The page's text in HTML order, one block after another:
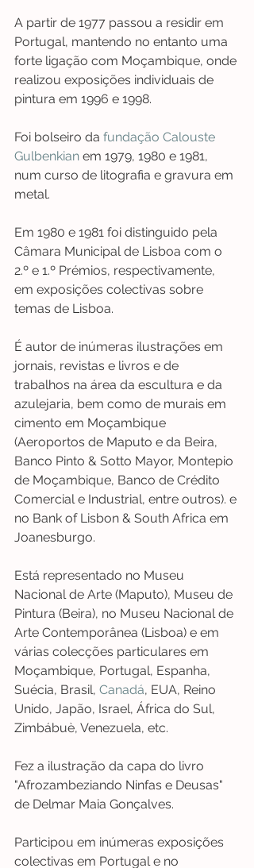
A partir de 1977 passou a residir em
Portugal, mantendo no entanto uma
forte ligação com Moçambique, onde
realizou exposições individuais de
pintura em 1996 e 1998.
Foi bolseiro da fundação Calouste
Gulbenkian em 1979, 1980 e 1981,
num curso de litografia e gravura em
metal.
Em 1980 e 1981 foi distinguido pela
Câmara Municipal de Lisboa com o
2.º e 1.º Prémios, respectivamente,
em exposições colectivas sobre
temas de Lisboa.
É autor de inúmeras ilustrações em
jornais, revistas e livros e de
trabalhos na área da escultura e da
azulejaria, bem como de murais em
cimento em Moçambique
(Aeroportos de Maputo e da Beira,
Banco Pinto & Sotto Mayor, Montepio
de Moçambique, Banco de Crédito
Comercial e Industrial, entre outros). e
no Bank of Lisbon & South Africa em
Joanesburgo.
Está representado no Museu
Nacional de Arte (Maputo), Museu de
Pintura (Beira), no Museu Nacional de
Arte Contemporânea (Lisboa) e em
várias colecções particulares em
Moçambique, Portugal, Espanha,
Suécia, Brasil, Canadá, EUA, Reino
Unido, Japão, Israel, África do Sul,
Zimbábuè, Venezuela, etc.
Fez a ilustração da capa do livro
"Afrozambeziando Ninfas e Deusas"
de Delmar Maia Gonçalves.
Participou em inúmeras exposições
colectivas em Portugal e no